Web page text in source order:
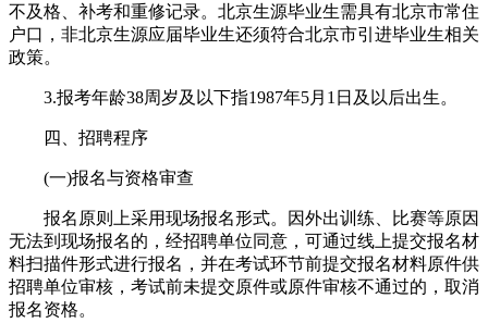
不及格、补考和重修记录。北京生源毕业生需具有北京市常住
户口，非北京生源应届毕业生还须符合北京市引进毕业生相关
政策。
3.报考年龄38周岁及以下指1987年5月1日及以后出生。
四、招聘程序
(一)报名与资格审查
报名原则上采用现场报名形式。因外出训练、比赛等原因
无法到现场报名的，经招聘单位同意，可通过线上提交报名材
料扫描件形式进行报名，并在考试环节前提交报名材料原件供
招聘单位审核，考试前未提交原件或原件审核不通过的，取消
报名资格。